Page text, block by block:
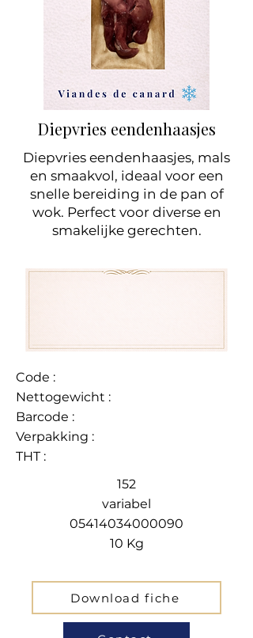
Diepvries eendenhaasjes
Diepvries eendenhaasjes, mals
en smaakvol, ideaal voor een
snelle bereiding in de pan of
wok. Perfect voor diverse en
smakelijke gerechten.
Code :
Nettogewicht :
Barcode :
Verpakking :
THT :
152
variabel
05414034000090
10 Kg
Download fiche